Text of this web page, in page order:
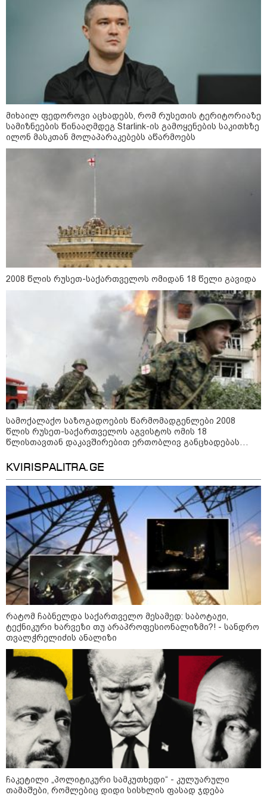
მედიის ცნობით, დონალდ ტრამპი პიტ
23:15 / 06-08-2026
“არ მინდა, ბაიდენივით
სცენიდან გადავარდეს“ -
დონალდ ტრამპის სიტყვით
გამოსვლისას დამსწრეები
სახალისო შემთხვევის მოწმენი
გახდნენ
23:45 / 05-08-2026
ტრაგედია შოტლანდიაში - 35
წლის მამას 9 წლის
ქალიშვილის მკვლელობაში
ედება ბრალი
14:08 / 05-08-2026
ლაიფციგის აეროპორტში
უკრაინულ თვითმფრინავთან
ახლოს ასაფეთქებელი
მედია
13:22 / 05-08-2026
საფრანგეთის სოფელში ტყის
ხანძრის შემდეგ მეორე
მსოფლიო ომის დროინდელი
ასობით ჭურვი აღმოაჩინეს -
"რიგრიგობით
ფეთქდებოდნენ..."
კატეგორიის ყველა სიახლე
მიხაილ ფედოროვი აცხადებს, რომ
რუსეთის ტერიტორიაზე
სამიზნეების წინააღმდეგ Starlink-
ის გამოყენების საკითხზე ილონ
მასკთან მოლაპარაკებებს
აწარმოებს
2008 წლის რუსეთ-საქართველოს
ომიდან 18 წელი გავიდა
მიხაილ ფედოროვი აცხადებს, რომ რუსეთის ტერიტორიაზე
სამიზნეების წინააღმდეგ Starlink-ის გამოყენების საკითხზე
ილონ მასკთან მოლაპარაკებებს აწარმოებს
2008 წლის რუსეთ-საქართველოს ომიდან 18 წელი გავიდა
სამოქალაქო საზოგადოების წარმომადგენლები 2008
წლის რუსეთ-საქართველოს აგვისტოს ომის 18
წლისთავთან დაკავშირებით ერთობლივ განცხადებას
KVIRISPALITRA.GE
რატომ ჩაბნელდა საქართველო მესამედ: საბოტაჟი,
ტექნიკური ხარვეზი თუ არაპროფესიონალიზმი?! - სანდრო
თვალჭრელიძის ანალიზი
ჩაკეტილი „პოლიტიკური სამკუთხედი“ - კულუარული
თამაშები, რომლებიც დიდი სისხლის ფასად ჯდება